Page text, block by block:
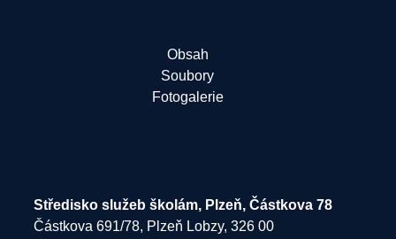
Obsah
Soubory
Fotogalerie
Středisko služeb školám, Plzeň, Částkova 78
Částkova 691/78, Plzeň Lobzy, 326 00